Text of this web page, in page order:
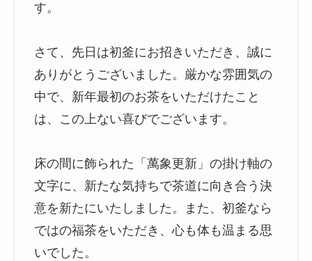
す。
さて、先日は初釜にお招きいただき、誠に
ありがとうございました。厳かな雰囲気の
中で、新年最初のお茶をいただけたこと
は、この上ない喜びでございます。
床の間に飾られた「萬象更新」の掛け軸の
文字に、新たな気持ちで茶道に向き合う決
意を新たにいたしました。また、初釜なら
ではの福茶をいただき、心も体も温まる思
いでした。